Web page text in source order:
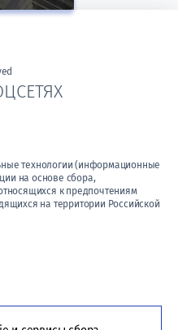
технологии (информационные
на основе сбора,
к предпочтениям
на территории Российской